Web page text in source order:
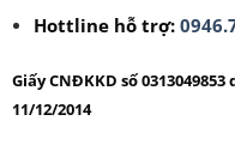
Hottline hỗ trợ:
Giấy CNĐKKD số
11/12/2014